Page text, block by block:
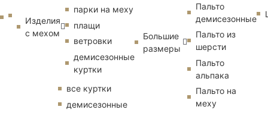
Изделия
с мехом
парки на меху
плащи
ветровки
демисезонные
куртки
все куртки
демисезонные
Большие
размеры
Пальто
демисезонные
Пальто из
шерсти
Пальто
альпака
Пальто на
меху